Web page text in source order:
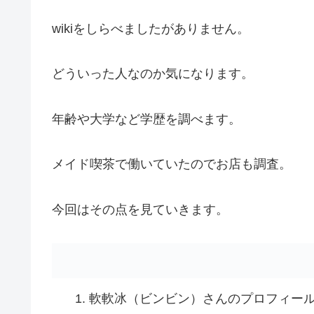
wikiをしらべましたがありません。
どういった人なのか気になります。
年齢や大学など学歴を調べます。
メイド喫茶で働いていたのでお店も調査。
今回はその点を見ていきます。
軟軟冰（ビンビン）さんのプロフィー